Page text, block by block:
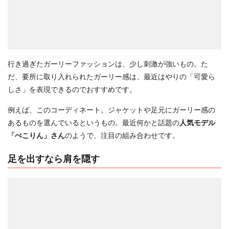
行き過ぎたガーリーファッションは、少し刺激が強いもの。た
だ、要所に取り入れられたガーリー感は、最近はやりの「可愛ら
しさ」を表現できるのでおすすめです。
例えば、このコーディネート。ジャケットや足元にガーリー感の
あるものを選んでいるというもの。最近何かと話題の人気モデル
「ぺこりん」さんのようで、注目の組み合わせです。
足を出すなら肩を隠す